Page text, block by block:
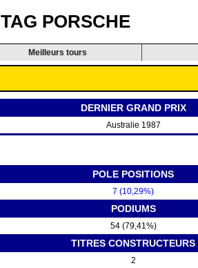
TAG PORSCHE
Meilleurs tours
DERNIER GRAND PRIX
Australie 1987
POLE POSITIONS
7 (10,29%)
PODIUMS
54 (79,41%)
TITRES CONSTRUCTEURS
2